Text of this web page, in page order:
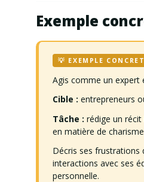
Exemple
💡 EXEMPLE CONCRET
Agis comme un expert
Cible : entrepreneurs
Tâche : rédige un
en matière de
Décris ses frustrations
interactions avec ses
personnelle.